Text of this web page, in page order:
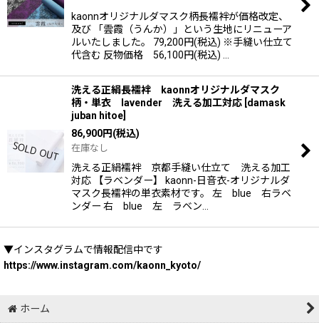
kaonnオリジナルダマスク柄長襦袢が価格改定、
及び 「雲霞（うんか）」という生地にリニューア
ルいたしました。 79,200円(税込) ※手縫い仕立て
代含む 反物価格 56,100円(税込) …
洗える正絹長襦袢 kaonnオリジナルダマスク
柄・単衣 lavender 洗える加工対応 damask
juban hitoe
86,900円(税込)
在庫なし
洗える正絹襦袢 京都手縫い仕立て 洗える加工
対応 【ラベンダー】 kaonn-日音衣-オリジナルダ
マスク長襦袢の単衣素材です。 左 blue 右ラベ
ンダー 右 blue 左 ラベン…
▼インスタグラムで情報配信中です
https://www.instagram.com/kaonn_kyoto/
ホーム